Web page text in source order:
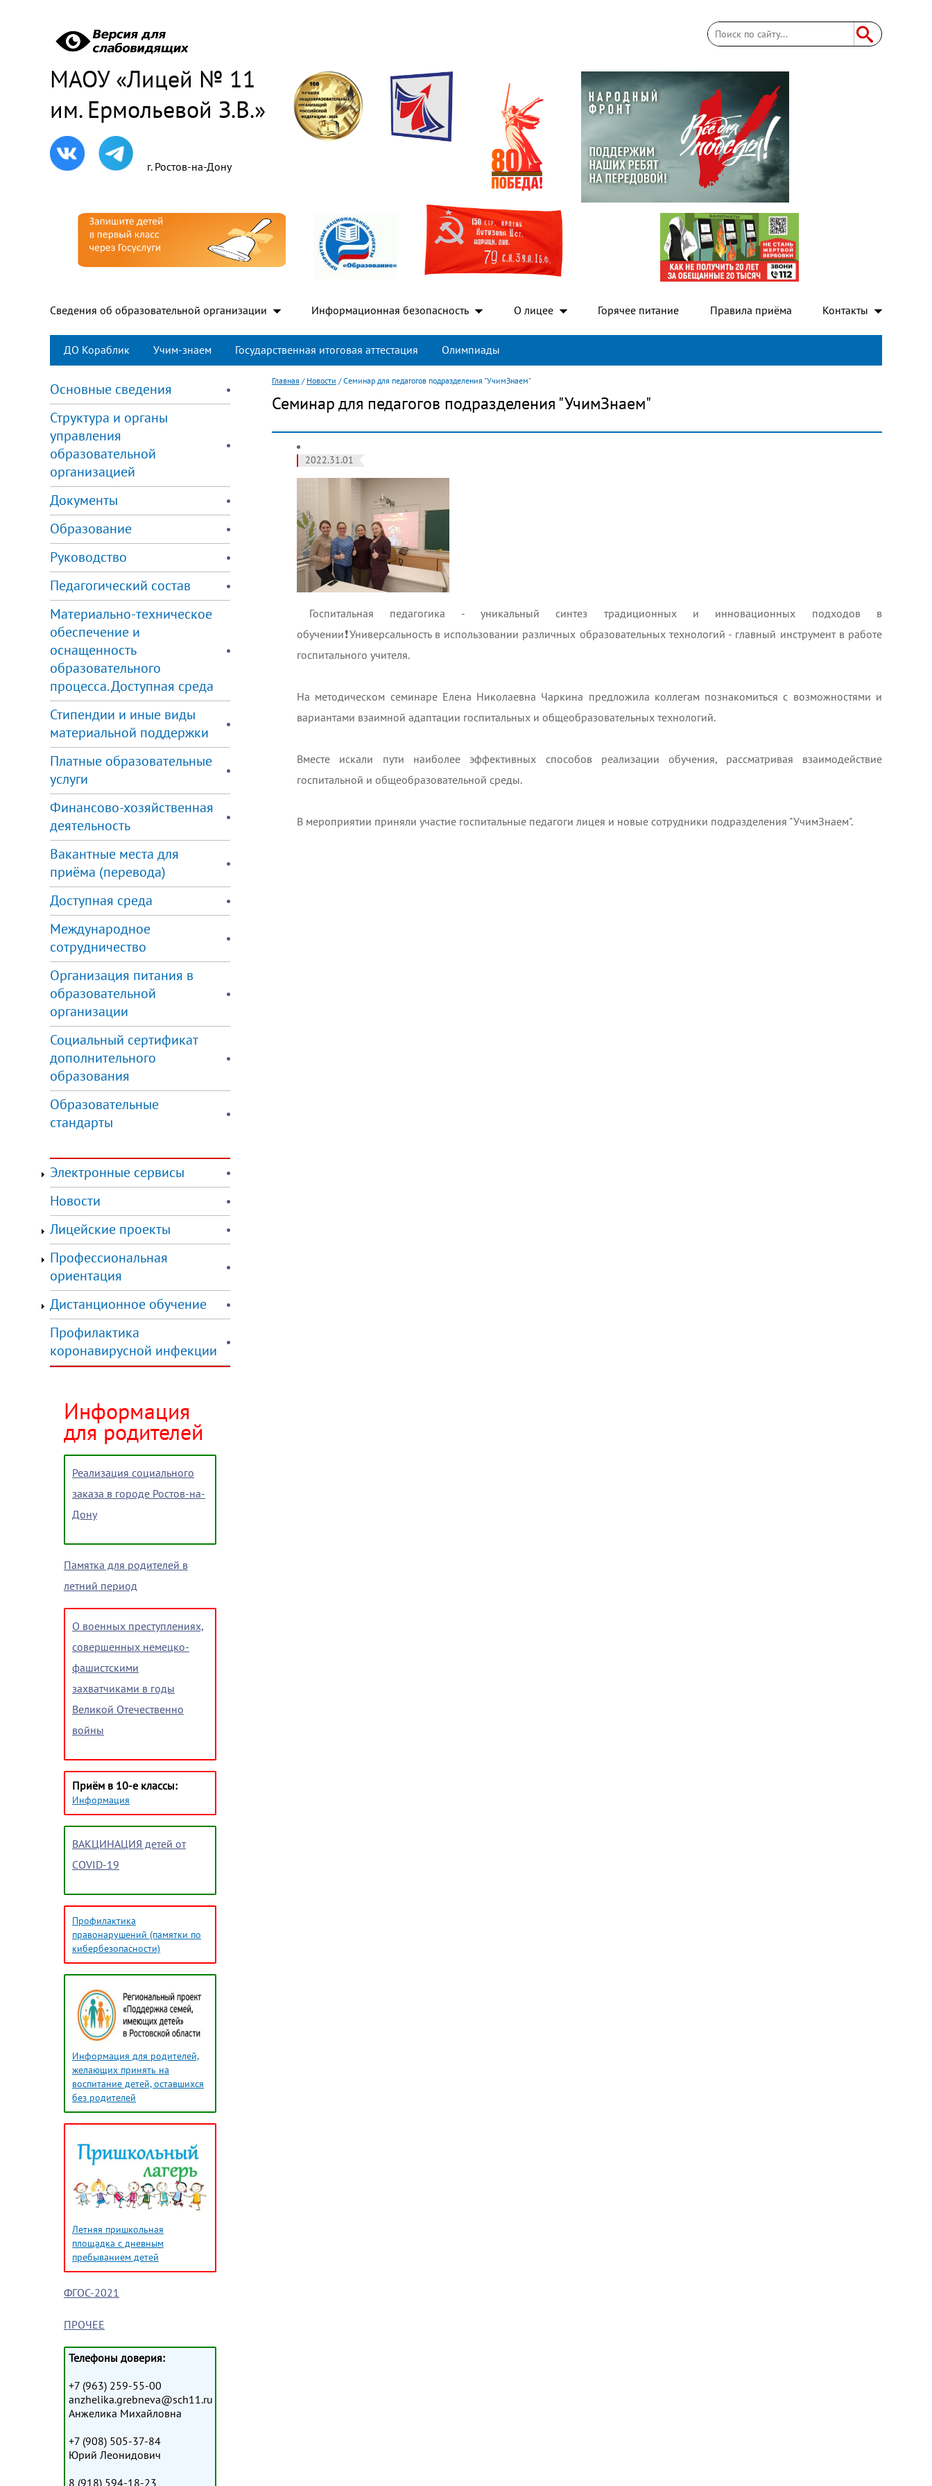
Форма поиска
Поиск
МАОУ «Лицей № 11
им. Ермольевой З.В.»
г. Ростов-на-Дону
Сведения об образовательной организации Информационная безопасность О лицее Горячее питание Правила приёма Контакты
ДО Кораблик Учим-знаем Государственная итоговая аттестация Олимпиады
Основные сведения
Структура и органы
управления
образовательной
организацией
Документы
Образование
Руководство
Педагогический состав
Материально-техническое
обеспечение и
оснащенность
образовательного
процесса. Доступная среда
Стипендии и иные виды
материальной поддержки
Платные образовательные
услуги
Финансово-хозяйственная
деятельность
Вакантные места для
приёма (перевода)
Доступная среда
Международное
сотрудничество
Организация питания в
образовательной
организации
Социальный сертификат
дополнительного
образования
Образовательные
стандарты
Электронные сервисы
Новости
Лицейские проекты
Профессиональная
ориентация
Дистанционное обучение
Профилактика
коронавирусной инфекции
Информация
для родителей
Реализация социального
заказа в городе Ростов-на-
Дону
Памятка для родителей в
летний период
О военных преступлениях,
совершенных немецко-
фашистскими
захватчиками в годы
Великой Отечественно
войны
Приём в 10-е классы:
Информация
ВАКЦИНАЦИЯ детей от
COVID-19
Профилактика
правонарушений (памятки по
кибербезопасности)
Информация для родителей,
желающих принять на
воспитание детей, оставшихся
без родителей
Летняя пришкольная
площадка с дневным
пребыванием детей
ФГОС-2021
ПРОЧЕЕ
Телефоны доверия:
+7 (963) 259-55-00
anzhelika.grebneva@sch11.ru
Анжелика Михайловна
+7 (908) 505-37-84
Юрий Леонидович
8 (918) 594-18-23
Главная / Новости /Семинар для педагогов подразделения "УчимЗнаем"
Семинар для педагогов подразделения "УчимЗнаем"
2022.31.01
Госпитальная педагогика - уникальный синтез традиционных и инновационных подходов в
обучении❗Универсальность в использовании различных образовательных технологий - главный инструмент в работе
госпитального учителя.
На методическом семинаре Елена Николаевна Чаркина предложила коллегам познакомиться с возможностями и
вариантами взаимной адаптации госпитальных и общеобразовательных технологий.
Вместе искали пути наиболее эффективных способов реализации обучения, рассматривая взаимодействие
госпитальной и общеобразовательной среды.
В мероприятии приняли участие госпитальные педагоги лицея и новые сотрудники подразделения "УчимЗнаем".